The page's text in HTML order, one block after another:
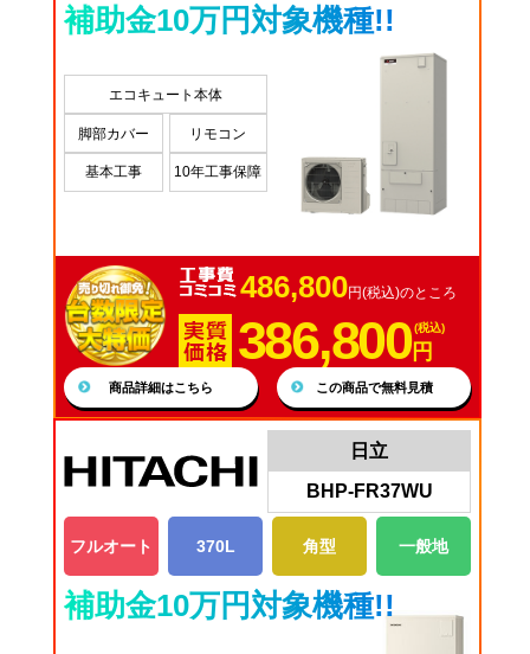
補助金10万円対象機種!!
エコキュート本体
脚部カバー リモコン
基本工事 10年工事保障
486,800円(税込)のところ
386,800(税込)
円
商品詳細はこちら この商品で無料見積
日立
BHP-FR37WU
フルオート 370L 角型 一般地
補助金10万円対象機種!!